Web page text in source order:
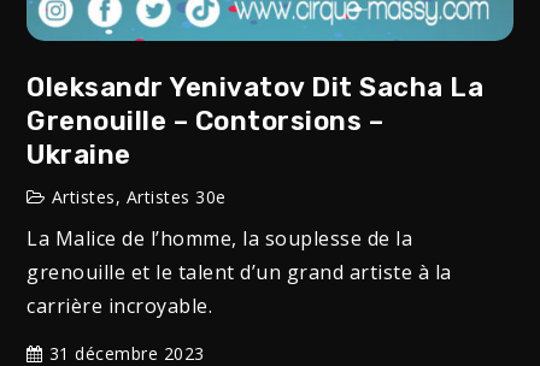
Oleksandr Yenivatov Dit Sacha La
Grenouille – Contorsions –
Ukraine
Artistes, Artistes 30e
La Malice de l’homme, la souplesse de la
grenouille et le talent d’un grand artiste à la
carrière incroyable.
31 décembre 2023